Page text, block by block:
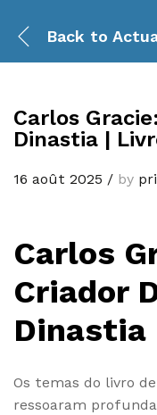
Back to
Carlos
Dinastia |
16 août 2025 / by
Carlos
Criador
Dinastia
Os temas do livro
ressoaram